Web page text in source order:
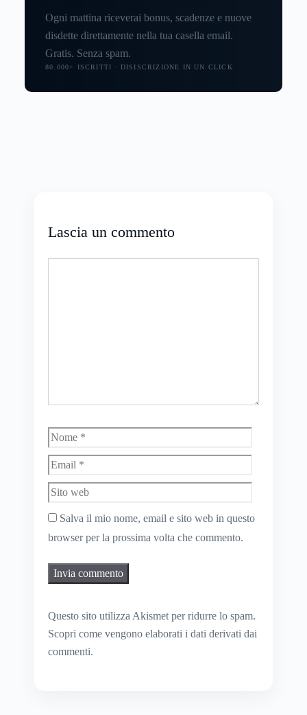
Ogni mattina riceverai bonus, scadenze e nuove
disdette direttamente nella tua casella email.
Gratis. Senza spam.
80.000+ ISCRITTI · DISISCRIZIONE IN UN CLICK
Lascia un commento
Nome
web
Salva il mio nome, email e sito web in questo
browser per la prossima volta che commento.
Questo sito utilizza Akismet per ridurre lo spam.
Scopri come vengono elaborati i dati derivati dai
commenti.